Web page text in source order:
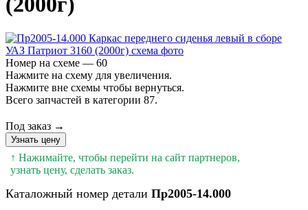
Номер на схеме — 60
Нажмите на схему для увеличения.
Нажмите вне схемы чтобы вернуться.
Всего запчастей в категории 87.
Под заказ →
Узнать цену
↑ Нажимайте, чтобы перейти на сайт партнеров,
узнать цену, сделать заказ.
Каталожный номер детали Пр2005-14.000